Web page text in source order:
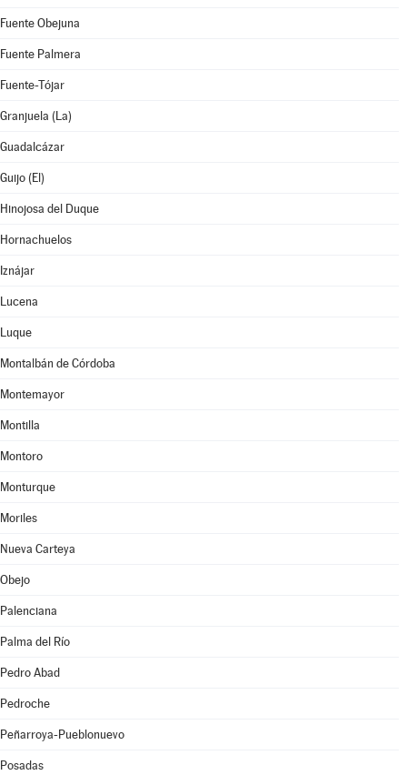
Fuente Obejuna
Fuente Palmera
Fuente-Tójar
Granjuela (La)
Guadalcázar
Guijo (El)
Hinojosa del Duque
Hornachuelos
Iznájar
Lucena
Luque
Montalbán de Córdoba
Montemayor
Montilla
Montoro
Monturque
Moriles
Nueva Carteya
Obejo
Palenciana
Palma del Río
Pedro Abad
Pedroche
Peñarroya-Pueblonuevo
Posadas